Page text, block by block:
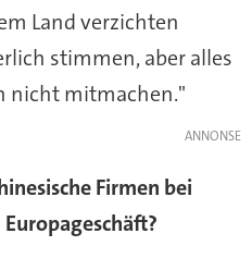
Land verzichten
stimmen, aber alles
nicht mitmachen."
Firmen bei